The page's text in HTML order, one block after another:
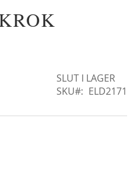
SLUT I LAGER
SKU
ELD2171